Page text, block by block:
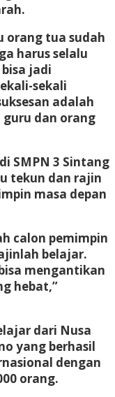
orang tua sudah
harus selalu
jadi
sekali
adalah
dan orang
SMPN 3 Sintang
tekun dan rajin
masa depan
calon pemimpin
belajar.
mengantikan
hebat,”
dari Nusa
yang berhasil
dengan
orang.